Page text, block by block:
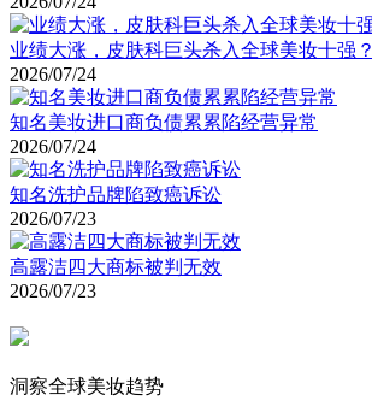
业绩大涨，皮肤科巨头杀入全球美妆十强？
2026/07/24
知名美妆进口商负债累累陷经营异常
2026/07/24
知名洗护品牌陷致癌诉讼
2026/07/23
高露洁四大商标被判无效
2026/07/23
洞察全球美妆趋势